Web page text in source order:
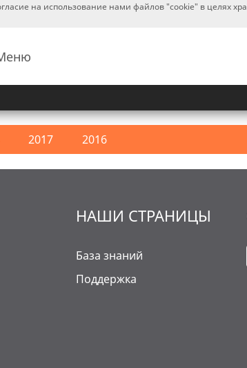
на использование нами файлов "cookie" в целях
2017
2016
НАШИ СТРАНИЦЫ
База знаний
Поддержка